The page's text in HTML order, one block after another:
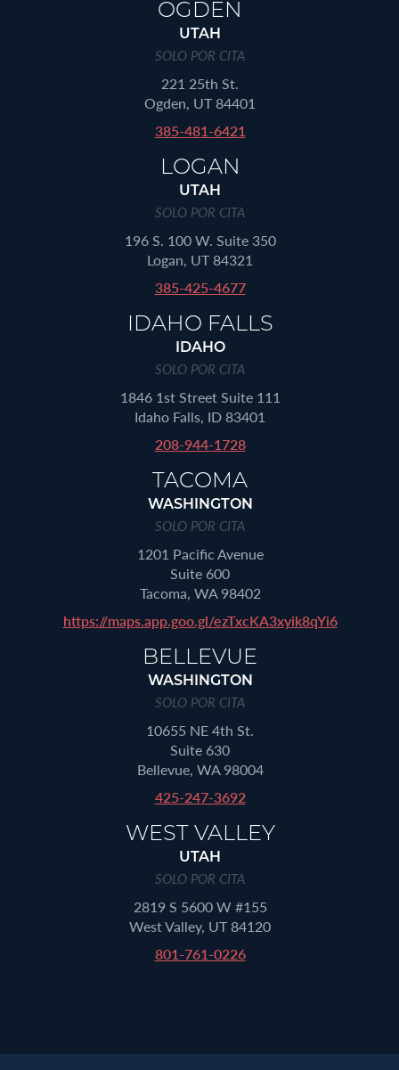
OGDEN
UTAH
SOLO POR CITA
221 25th St.
Ogden, UT 84401
385-481-6421
LOGAN
UTAH
SOLO POR CITA
196 S. 100 W. Suite 350
Logan, UT 84321
385-425-4677
IDAHO FALLS
IDAHO
SOLO POR CITA
1846 1st Street Suite 111
Idaho Falls, ID 83401
208-944-1728
TACOMA
WASHINGTON
SOLO POR CITA
1201 Pacific Avenue
Suite 600
Tacoma, WA 98402
https://maps.app.goo.gl/ezTxcKA3xyik8qYi6
BELLEVUE
WASHINGTON
SOLO POR CITA
10655 NE 4th St.
Suite 630
Bellevue, WA 98004
425-247-3692
WEST VALLEY
UTAH
SOLO POR CITA
2819 S 5600 W #155
West Valley, UT 84120
801-761-0226